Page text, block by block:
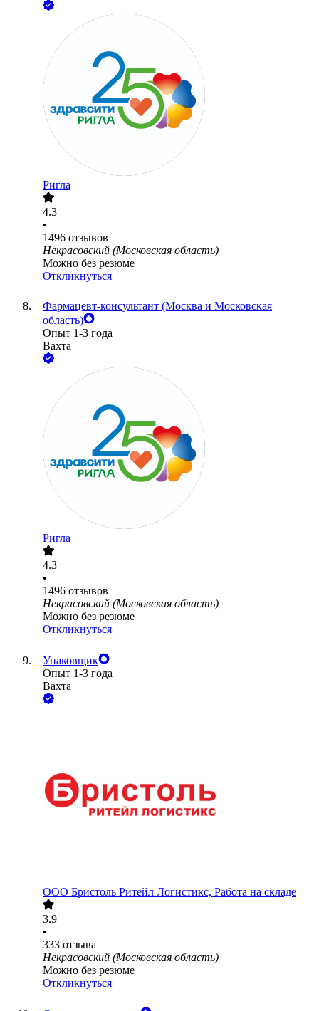
Ригла
4.3
•
1496 отзывов
Некрасовский (Московская область)
Можно без резюме
Откликнуться
Фармацевт-консультант (Москва и Московская
область)
Опыт 1-3 года
Вахта
Ригла
4.3
•
1496 отзывов
Некрасовский (Московская область)
Можно без резюме
Откликнуться
Упаковщик
Опыт 1-3 года
Вахта
ООО Бристоль Ритейл Логистикс, Работа на складе
3.9
•
333 отзыва
Некрасовский (Московская область)
Можно без резюме
Откликнуться